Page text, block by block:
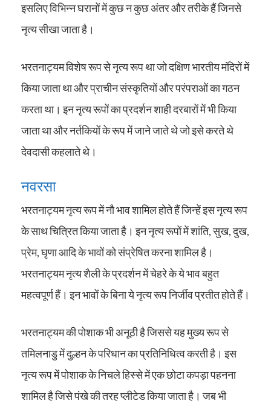
इसलिए विभिन्न घरानों में कुछ न कुछ अंतर और तरीके हैं जिनसे
नृत्य सीखा जाता है।
भरतनाट्यम विशेष रूप से नृत्य रूप था जो दक्षिण भारतीय मंदिरों में
किया जाता था और प्राचीन संस्कृतियों और परंपराओं का गठन
करता था। इन नृत्य रूपों का प्रदर्शन शाही दरबारों में भी किया
जाता था और नर्तकियों के रूप में जाने जाते थे जो इसे करते थे
देवदासी कहलाते थे।
नवरसा
भरतनाट्यम नृत्य रूप में नौ भाव शामिल होते हैं जिन्हें इस नृत्य रूप
के साथ चित्रित किया जाता है। इन नृत्य रूपों में शांति, सुख, दुख,
प्रेम, घृणा आदि के भावों को संप्रेषित करना शामिल है।
भरतनाट्यम नृत्य शैली के प्रदर्शन में चेहरे के ये भाव बहुत
महत्वपूर्ण हैं। इन भावों के बिना ये नृत्य रूप निर्जीव प्रतीत होते हैं।
भरतनाट्यम की पोशाक भी अनूठी है जिससे यह मुख्य रूप से
तमिलनाडु में दुल्हन के परिधान का प्रतिनिधित्व करती है। इस
नृत्य रूप में पोशाक के निचले हिस्से में एक छोटा कपड़ा पहनना
शामिल है जिसे पंखे की तरह प्लीटेड किया जाता है। जब भी